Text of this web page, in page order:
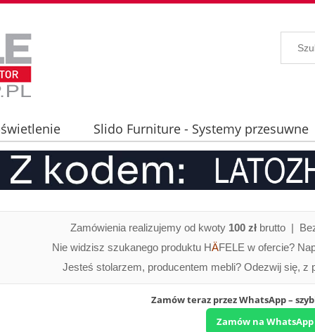
Slido Furniture - Systemy przesuwne
- informacje techniczne
Zamówienia realizujemy od kwoty 100 złbrutto |
Nie widzisz szukanego produktu HÄFELE w ofercie?
Jesteś stolarzem, producentem mebli? Odezwij się, z
Zamów teraz przez WhatsApp –
Zamów na WhatsApp